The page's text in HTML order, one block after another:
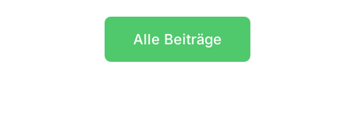
Alle Beiträge